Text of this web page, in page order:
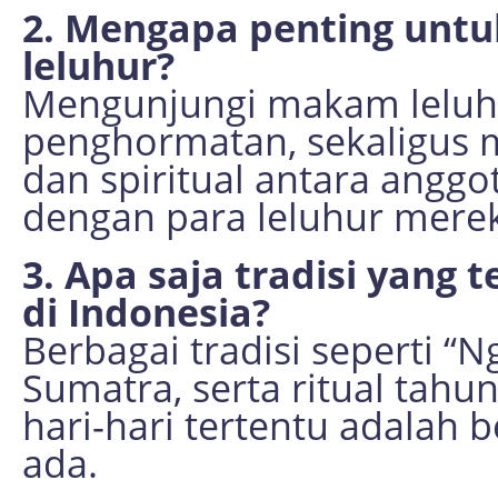
2. Mengapa penting
leluhur?
Mengunjungi makam
penghormatan, sekaligus
dan spiritual antara
dengan para leluhur
3. Apa saja tradisi yang
di Indonesia?
Berbagai tradisi seperti
Sumatra, serta ritual
hari-hari tertentu adalah
ada.